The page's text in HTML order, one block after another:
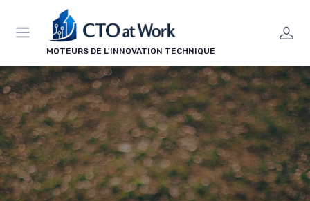
MOTEURS DE L'INNOVATION TECHNIQUE
Panneau de gestion des cookies